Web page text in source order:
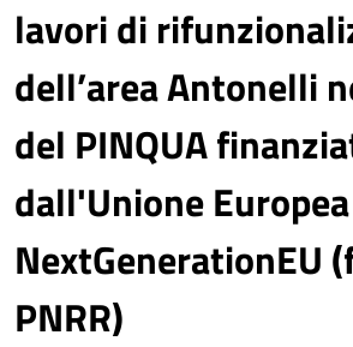
lavori di
dell’area Antonelli
del PINQUA
dall'Unione
NextGenerationEU
PNRR)